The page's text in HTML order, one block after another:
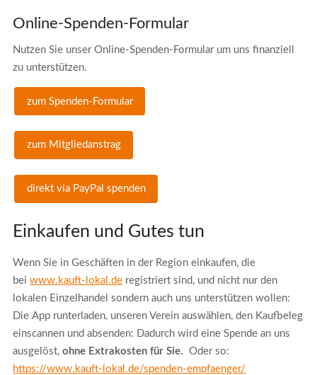
Online-Spenden-Formular
Nutzen Sie unser Online-Spenden-Formular um uns finanziell
zu unterstützen.
zum Spenden-Formular
zum Mitgliedanstrag
direkt via PayPal spenden
Einkaufen und Gutes tun
Wenn Sie in Geschäften in der Region einkaufen, die
beiwww.kauft-lokal.de registriert sind, und nicht nur den
lokalen Einzelhandel sondern auch uns unterstützen wollen:
Die App runterladen, unseren Verein auswählen, den Kaufbeleg
einscannen und absenden: Dadurch wird eine Spende an uns
ausgelöst,ohne Extrakosten für Sie. Oder so:
https://www.kauft-lokal.de/spenden-empfaenger/